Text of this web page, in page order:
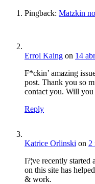
Pingback: Matzkin
Errol Kaing on 14
F*ckin’ amazing
post. Thank you so
contact you. Will you
Reply
Katrice Orlinski on 2
I?¦ve recently
on this site has
& work.